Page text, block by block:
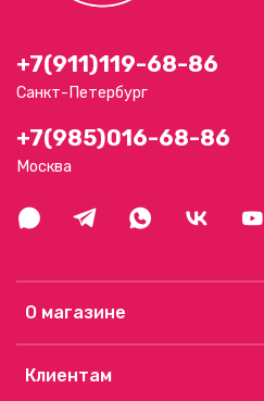
О магазине
Клиентам
+7(911)119-68-86
Санкт-Петербург
+7(985)016-68-86
Москва